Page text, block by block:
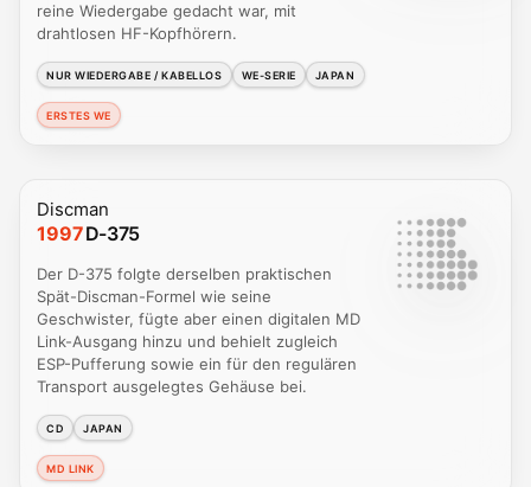
reine Wiedergabe gedacht war, mit
drahtlosen HF-Kopfhörern.
NUR WIEDERGABE / KABELLOS WE-SERIE JAPAN
ERSTES WE
Discman
1997D-375
Der D-375 folgte derselben praktischen
Spät-Discman-Formel wie seine
Geschwister, fügte aber einen digitalen MD
Link-Ausgang hinzu und behielt zugleich
ESP-Pufferung sowie ein für den regulären
Transport ausgelegtes Gehäuse bei.
CD JAPAN
MD LINK